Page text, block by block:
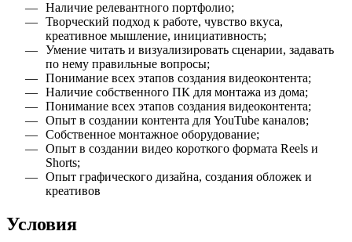
Наличие релевантного портфолио;
Творческий подход к работе, чувство вкуса,
креативное мышление, инициативность;
Умение читать и визуализировать сценарии, задавать
по нему правильные вопросы;
Понимание всех этапов создания видеоконтента;
Наличие собственного ПК для монтажа из дома;
Понимание всех этапов создания видеоконтента;
Опыт в создании контента для YouTube каналов;
Собственное монтажное оборудование;
Опыт в создании видео короткого формата Reels и
Shorts;
Опыт графического дизайна, создания обложек и
креативов
Условия